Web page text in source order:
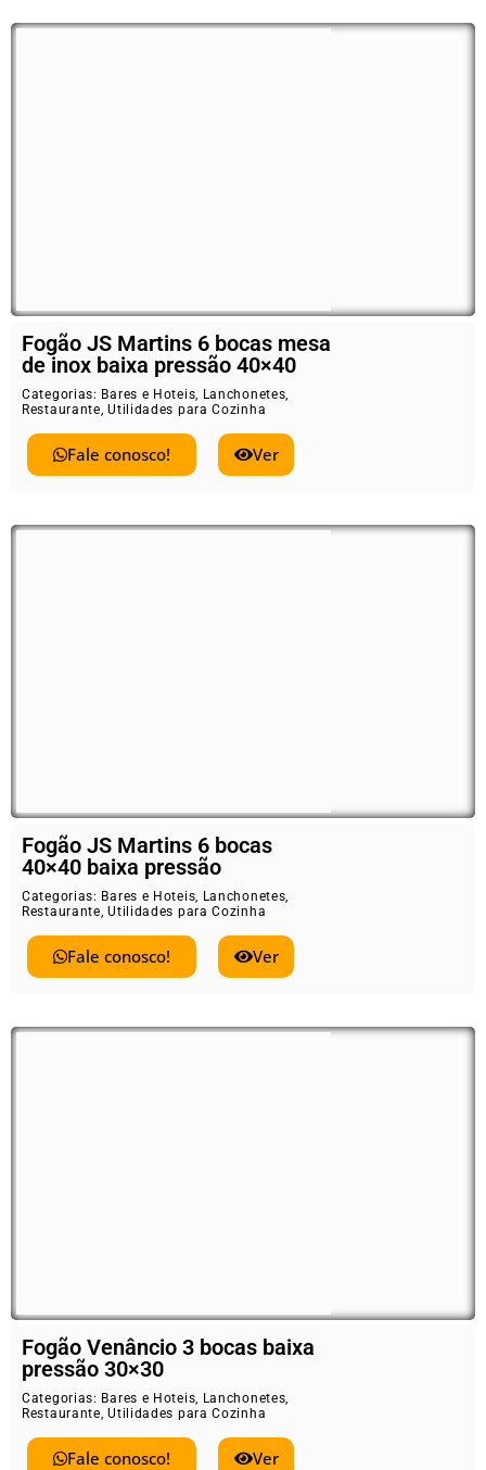
Fogão JS Martins 6 bocas mesa
de inox baixa pressão 40×40
Categorias: Bares e Hoteis, Lanchonetes,
Restaurante,Utilidades para Cozinha
Fale conosco! Ver
Fogão JS Martins 6 bocas
40×40 baixa pressão
Categorias: Bares e Hoteis, Lanchonetes,
Restaurante,Utilidades para Cozinha
Fale conosco! Ver
Fogão Venâncio 3 bocas baixa
pressão 30×30
Categorias: Bares e Hoteis, Lanchonetes,
Restaurante,Utilidades para Cozinha
Fale conosco! Ver